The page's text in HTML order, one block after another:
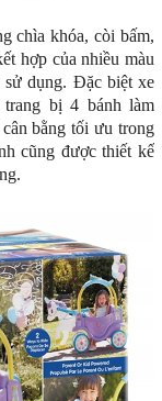
chìa khóa, còi bấm,
hợp của nhiều màu
sử dụng. Đặc biệt xe
bị 4 bánh làm
bằng tối ưu trong
cũng được thiết kế